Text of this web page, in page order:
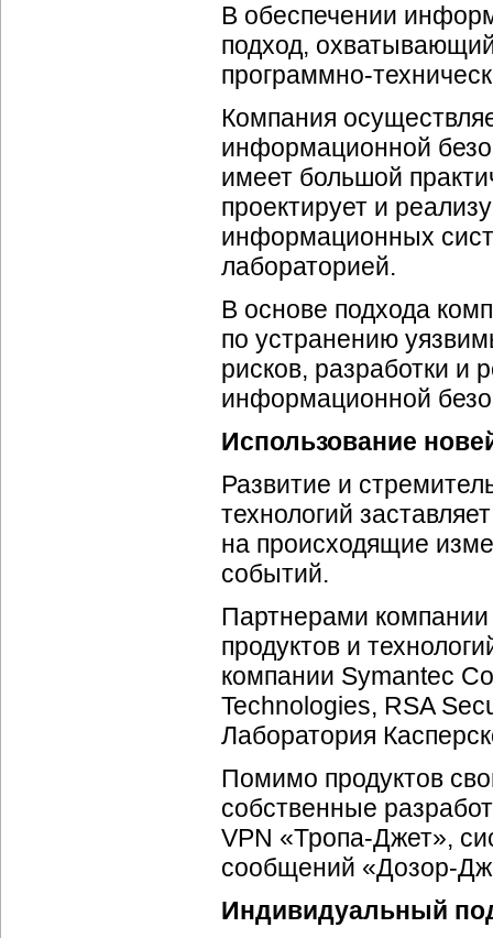
В обеспечении
подход,
программно-
Компания
информационной
имеет большой
проектирует и
информационных
лабораторией.
В основе подхода
по устранению
рисков, разработки и
информационной
Использование
Развитие и
технологий
на происходящие
событий.
Партнерами
продуктов и
компании Symantec
Technologies, RSA
Лаборатория
Помимо продуктов
собственные
VPN «Тропа-Джет»,
сообщений «Дозор-
Индивидуальный